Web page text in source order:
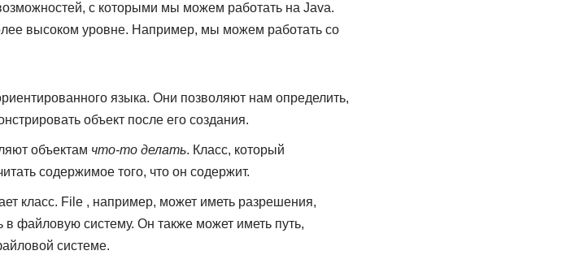
с которыми мы можем работать на Java.
высоком уровне. Например, мы можем работать со
языка. Они позволяют нам определить,
объект после его создания.
объектам что-то делать. Класс, который
содержимое того, что он содержит.
класс. File , например, может иметь разрешения,
в файловую систему. Он также может иметь путь,
системе.